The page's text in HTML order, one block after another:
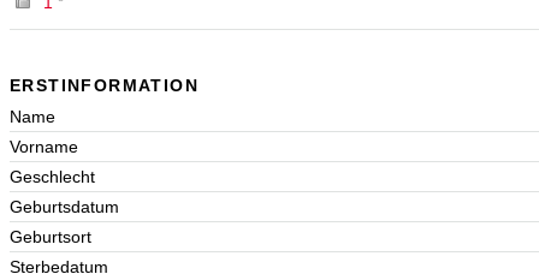
ERSTINFORMATION
Name
Vorname
Geschlecht
Geburtsdatum
Geburtsort
Sterbedatum